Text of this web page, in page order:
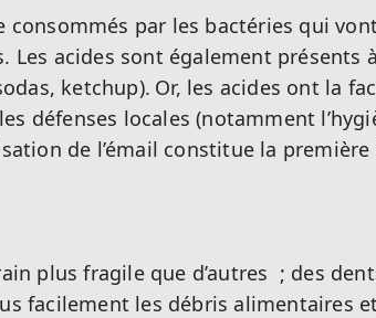
consommés par les bactéries qui
Les acides sont également présents
ketchup). Or, les acides ont la
défenses locales (notamment
de l’émail constitue la première
plus fragile que d’autres ; des
facilement les débris alimentaires